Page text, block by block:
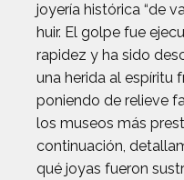
joyería histórica “de
huir. El golpe fue
rapidez y ha sido
una herida al espíritu
poniendo de relieve
los museos más
continuación,
qué joyas fueron